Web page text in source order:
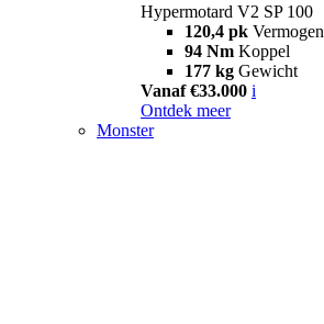
Hypermotard V2 SP 100
120,4 pk Vermogen
94 Nm Koppel
177 kg Gewicht
Vanaf €33.000 i
Ontdek meer
Monster